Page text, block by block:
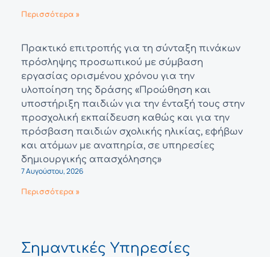
Περισσότερα »
Πρακτικό επιτροπής για τη σύνταξη πινάκων
πρόσληψης προσωπικού με σύμβαση
εργασίας ορισμένου χρόνου για την
υλοποίηση της δράσης «Προώθηση και
υποστήριξη παιδιών για την ένταξή τους στην
προσχολική εκπαίδευση καθώς και για την
πρόσβαση παιδιών σχολικής ηλικίας, εφήβων
και ατόμων με αναπηρία, σε υπηρεσίες
δημιουργικής απασχόλησης»
7 Αυγούστου, 2026
Περισσότερα »
Σημαντικές Υπηρεσίες